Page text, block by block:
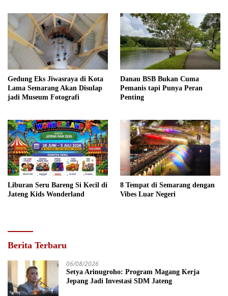
Gedung Eks Jiwasraya di Kota
Lama Semarang Akan Disulap
jadi Museum Fotografi
Danau BSB Bukan Cuma
Pemanis tapi Punya Peran
Penting
Liburan Seru Bareng Si Kecil di
Jateng Kids Wonderland
8 Tempat di Semarang dengan
Vibes Luar Negeri
Berita Terbaru
06/08/2026
Setya Arinugroho: Program Magang Kerja
Jepang Jadi Investasi SDM Jateng